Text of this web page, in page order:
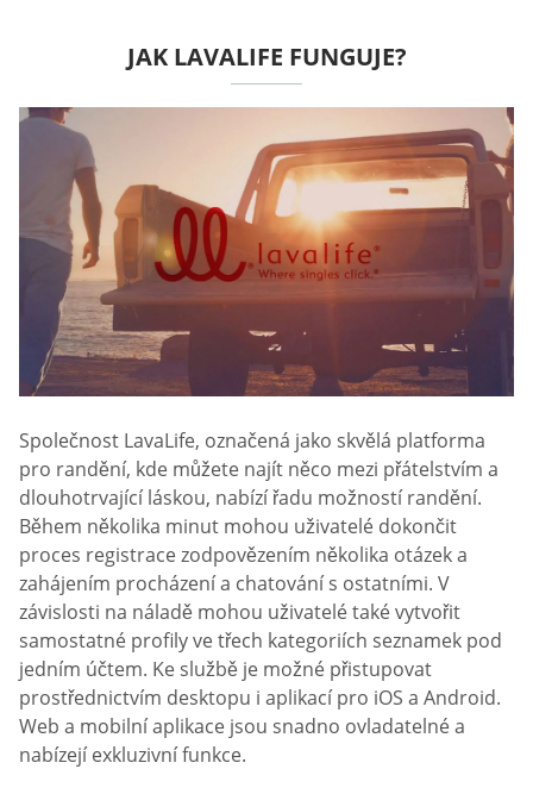
JAK LAVALIFE FUNGUJE?
Společnost LavaLife, označená jako skvělá platforma
pro randění, kde můžete najít něco mezi přátelstvím a
dlouhotrvající láskou, nabízí řadu možností randění.
Během několika minut mohou uživatelé dokončit
proces registrace zodpovězením několika otázek a
zahájením procházení a chatování s ostatními. V
závislosti na náladě mohou uživatelé také vytvořit
samostatné profily ve třech kategoriích seznamek pod
jedním účtem. Ke službě je možné přistupovat
prostřednictvím desktopu i aplikací pro iOS a Android.
Web a mobilní aplikace jsou snadno ovladatelné a
nabízejí exkluzivní funkce.